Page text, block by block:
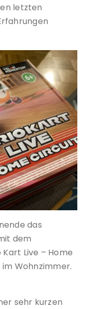
letzten
das
dem
Live – Home
Wohnzimmer.
sehr kurzen